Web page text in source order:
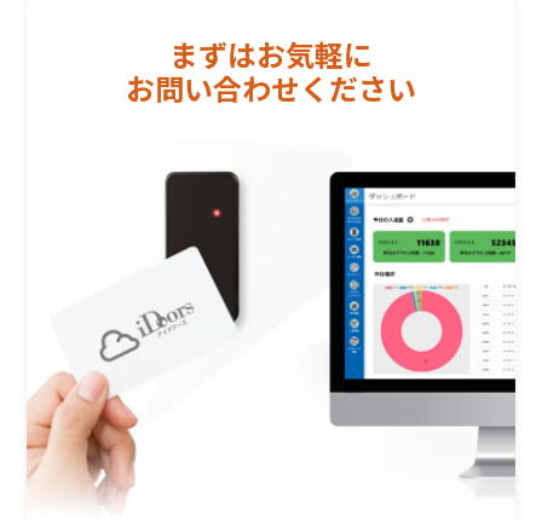
まずはお気軽に
お問い合わせください